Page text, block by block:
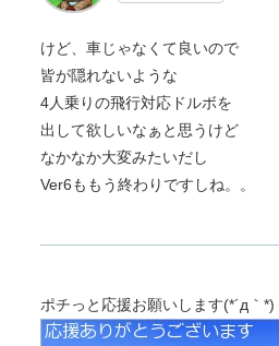
けど、車じゃなくて良いので
皆が隠れないような
4人乗りの飛行対応ドルボを
出して欲しいなぁと思うけど
なかなか大変みたいだし
Ver6ももう終わりですしね。。
ポチっと応援お願いします(*´д｀*)